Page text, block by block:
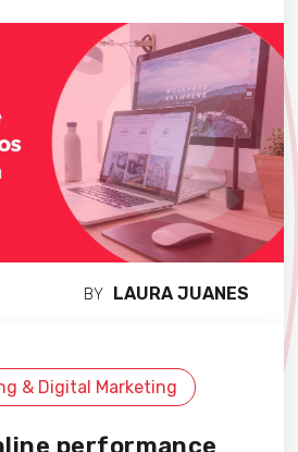
BY LAURA JUANES
& Digital Marketing